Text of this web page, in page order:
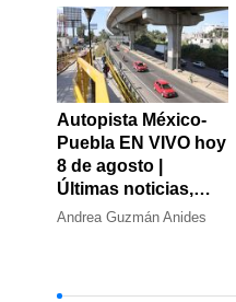
Autopista México-
Puebla EN VIVO hoy
8 de agosto |
Últimas noticias,
choques y cierres
Andrea Guzmán Anides